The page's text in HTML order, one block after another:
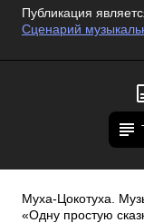
Публикация
Сценарий
Муха-Цокотуха.
«Одну простую